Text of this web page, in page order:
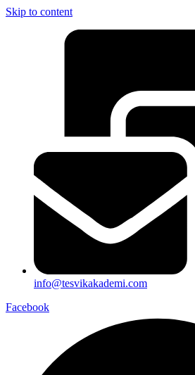
Skip to content
info@tesvikakademi.com
Facebook